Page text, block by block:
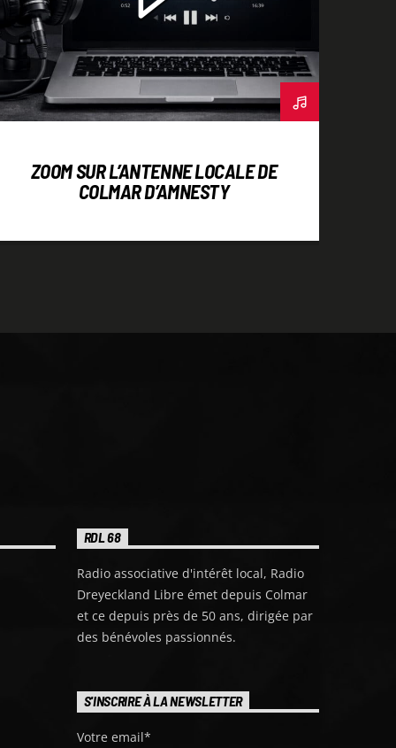
ZOOM SUR L’ANTENNE LOCALE DE
COLMAR D’AMNESTY
RDL 68
Radio associative d'intérêt local, Radio
Dreyeckland Libre émet depuis Colmar
et ce depuis près de 50 ans, dirigée par
des bénévoles passionnés.
S'INSCRIRE À LA NEWSLETTER
Votre email*